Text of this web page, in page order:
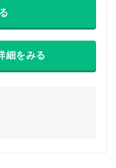
細をみる